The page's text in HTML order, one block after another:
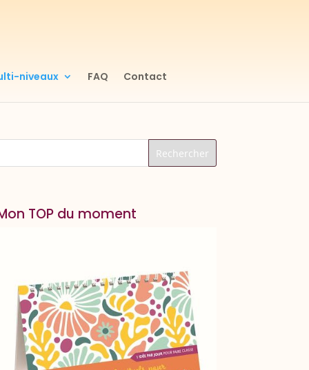
niveaux FAQ Contact
TOP du moment